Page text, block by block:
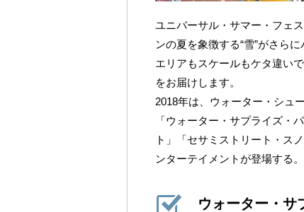
ユニバーサル・サマー・フェ
ンの夏を象徴する“雪”がさらに
エリアもスケールもケタ違い
をお届けします。
2018年は、ウォーター・シュ
「ウォーター・サプライズ・
ト」「セサミストリート・ス
ンターテイメントが登場する。
ウォーター・サ